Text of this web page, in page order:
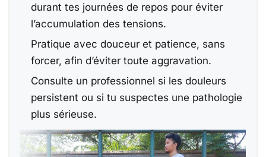
durant tes journées de repos pour éviter
l’accumulation des tensions.
Pratique avec douceur et patience, sans
forcer, afin d’éviter toute aggravation.
Consulte un professionnel si les douleurs
persistent ou si tu suspectes une pathologie
plus sérieuse.